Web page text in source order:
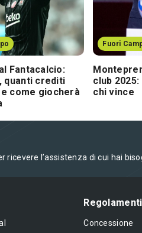
Fantacalcio:
quanti crediti
come giocherà
Fuori
club
chi vince
ricevere l’assistenza di cui hai
Concessione